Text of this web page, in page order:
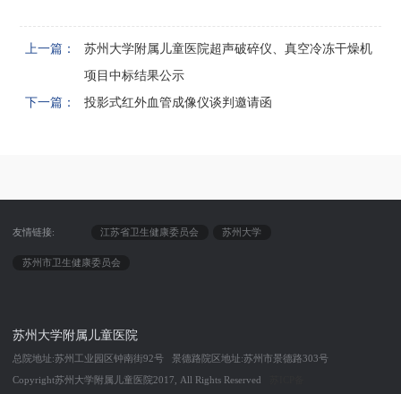
上一篇：
苏州大学附属儿童医院超声破碎仪、真空冷冻干燥机
项目中标结果公示
下一篇：
投影式红外血管成像仪谈判邀请函
友情链接: 江苏省卫生健康委员会 苏州大学
苏州市卫生健康委员会
苏州大学附属儿童医院
总院地址:苏州工业园区钟南街92号 景德路院区地址:苏州市景德路303号
Copyright苏州大学附属儿童医院2017, All Rights Reserved